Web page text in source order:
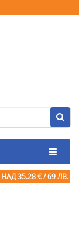
НАД 35.28 € / 69 ЛВ.